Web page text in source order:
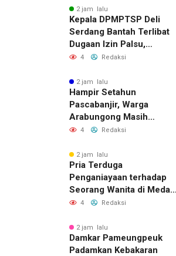
2 jam lalu
Kepala DPMPTSP Deli
Serdang Bantah Terlibat
Dugaan Izin Palsu,
Tegaskan Proses
Jalur Resmi
4 Redaksi
2 jam lalu
Hampir Setahun
Pascabanjir, Warga
Arabungong Masih
Menunggu Bantuan
4 Redaksi
2 jam lalu
Pria Terduga
Penganiayaan terhadap
Seorang Wanita di Medan
Ditangkap Polisi
4 Redaksi
2 jam lalu
Damkar Pameungpeuk
Padamkan Kebakaran